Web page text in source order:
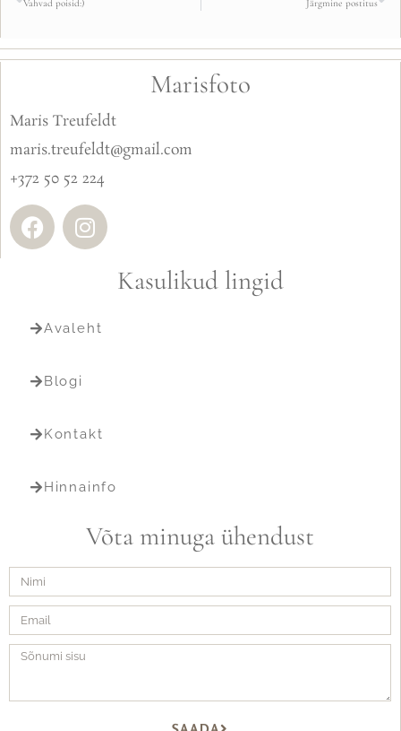
Vahvad poisid:) Järgmine postitus
Marisfoto
Maris Treufeldt
maris.treufeldt@gmail.com
+372 50 52 224
Kasulikud lingid
Avaleht
Blogi
Kontakt
Hinnainfo
Võta minuga ühendust